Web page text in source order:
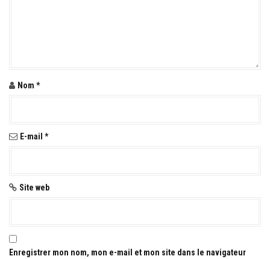
a
i
l
Nom *
E-mail *
Site web
Enregistrer mon nom, mon e-mail et mon site dans le navigateur